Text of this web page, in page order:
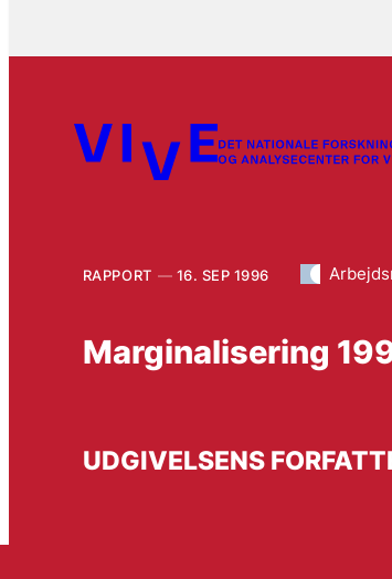
RAPPORT 16. SEP 1996
Marginalisering
UDGIVELSENS